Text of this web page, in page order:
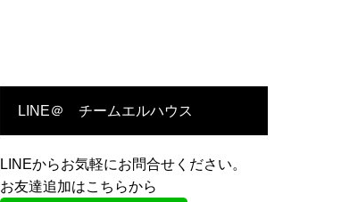
LINE＠ チームエルハウス
LINEからお気軽にお問合せください。
お友達追加はこちらから